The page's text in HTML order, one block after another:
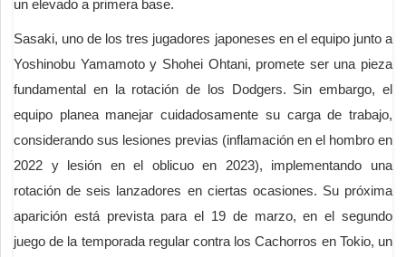
un elevado a primera base.
Sasaki, uno de los tres jugadores japoneses en el equipo junto a
Yoshinobu Yamamoto y Shohei Ohtani, promete ser una pieza
fundamental en la rotación de los Dodgers. Sin embargo, el
equipo planea manejar cuidadosamente su carga de trabajo,
considerando sus lesiones previas (inflamación en el hombro en
2022 y lesión en el oblicuo en 2023), implementando una
rotación de seis lanzadores en ciertas ocasiones. Su próxima
aparición está prevista para el 19 de marzo, en el segundo
juego de la temporada regular contra los Cachorros en Tokio, un